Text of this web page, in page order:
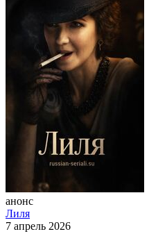
анонс
Лиля
7 апрель 2026